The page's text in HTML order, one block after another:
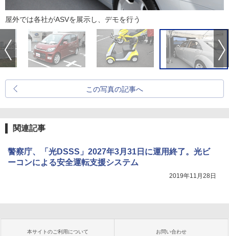
屋外では各社がASVを展示し、デモを行う
この写真の記事へ
関連記事
警察庁、「光DSSS」2027年3月31日に運用終了。光ビ
ーコンによる安全運転支援システム
2019年11月28日
本サイトのご利用について お問い合わせ